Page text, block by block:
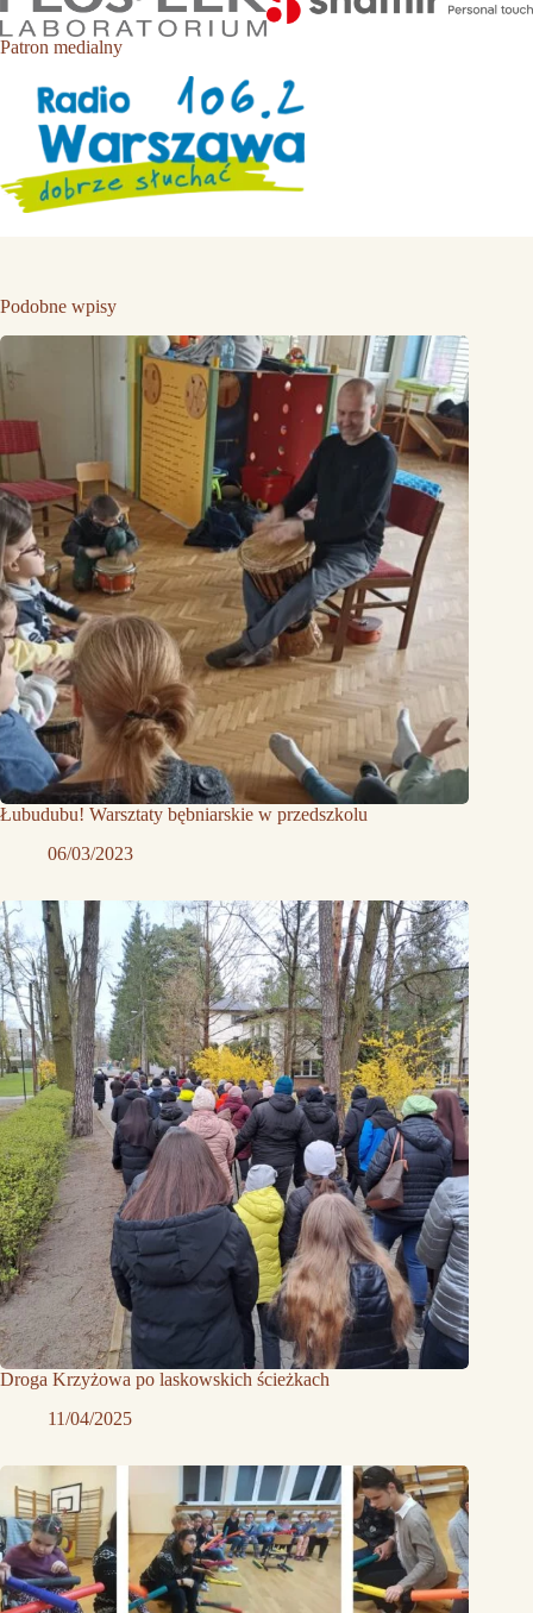
Patron medialny
Podobne wpisy
Łubudubu! Warsztaty bębniarskie w przedszkolu
06/03/2023
Droga Krzyżowa po laskowskich ścieżkach
11/04/2025